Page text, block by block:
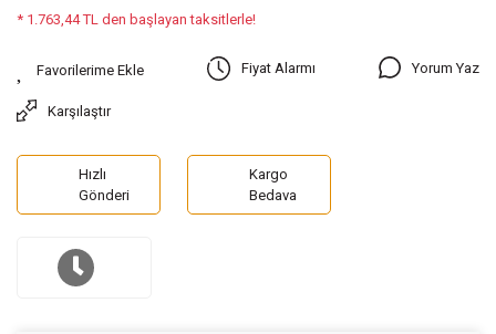
* 1.763,44 TL den başlayan taksitlerle!
Fiyat Alarmı Yorum Yaz
Karşılaştır
Hızlı
Gönderi
Kargo
Bedava